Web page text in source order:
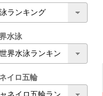
水泳
イロ五輪